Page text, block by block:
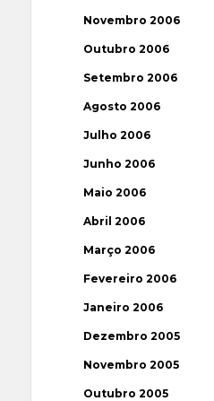
Novembro 2006
Outubro 2006
Setembro 2006
Agosto 2006
Julho 2006
Junho 2006
Maio 2006
Abril 2006
Março 2006
Fevereiro 2006
Janeiro 2006
Dezembro 2005
Novembro 2005
Outubro 2005